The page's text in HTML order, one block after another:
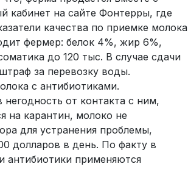
кабинет на сайте Фонтерры, где
качества по приемке молока
фермер: белок 4%, жир 6%,
до 120 тыс. В случае сдачи
за перевозку воды.
с антибиотиками.
от контакта с ним,
на карантин, молоко не
для устранения проблемы,
долларов в день. По факту в
антибиотики применяются